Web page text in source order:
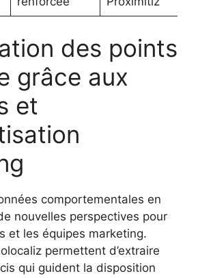
des points
grâce aux
et
comportementales en
nouvelles perspectives pour
et les équipes marketing.
permettent d’extraire
qui guident la disposition